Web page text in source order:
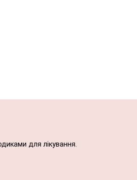
для лікування.